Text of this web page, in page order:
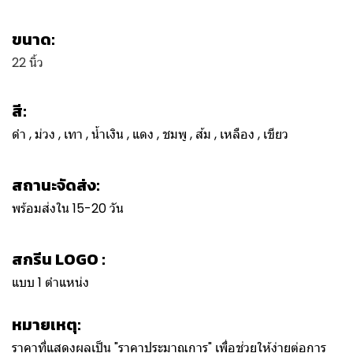
ขนาด:
22 นิ้ว
สี:
ดำ , ม่วง , เทา , น้ำเงิน , แดง , ชมพู , ส้ม , เหลือง , เขียว
สถานะจัดส่ง:
พร้อมส่งใน 15-20 วัน
สกรีน LOGO :
แบบ 1 ตำแหน่ง
หมายเหตุ:
ราคาที่แสดงผลเป็น "ราคาประมาณการ" เพื่อช่วยให้ง่ายต่อการ